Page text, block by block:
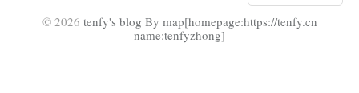
© 2026 tenfy's blog By map[homepage:https://tenfy.cn
name:tenfyzhong]